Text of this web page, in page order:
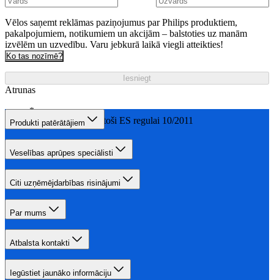
Vēlos saņemt reklāmas paziņojumus par Philips produktiem,
pakalpojumiem, notikumiem un akcijām – balstoties uz manām
izvēlēm un uzvedību. Varu jebkurā laikā viegli atteikties!
Ko tas nozīmē?
Iesniegt
Atrunas
0% BPA, atbilstoši ES regulai 10/2011
Produkti patērātājiem
Veselības aprūpes speciālisti
Citi uzņēmējdarbības risinājumi
Par mums
Atbalsta kontakti
Iegūstiet jaunāko informāciju